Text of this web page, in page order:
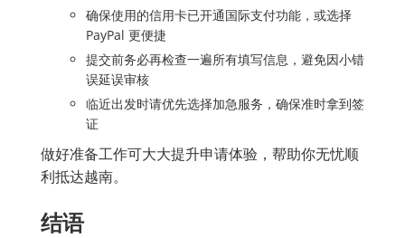
确保使用的信用卡已开通国际支付功能，或选择
PayPal 更便捷
提交前务必再检查一遍所有填写信息，避免因小错
误延误审核
临近出发时请优先选择加急服务，确保准时拿到签
证
做好准备工作可大大提升申请体验，帮助你无忧顺
利抵达越南。
结语